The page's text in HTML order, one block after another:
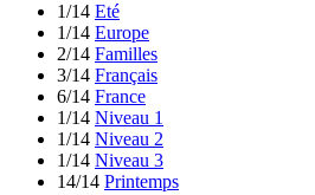
1/14 Eté
1/14 Europe
2/14 Familles
3/14 Français
6/14 France
1/14 Niveau 1
1/14 Niveau 2
1/14 Niveau 3
14/14 Printemps